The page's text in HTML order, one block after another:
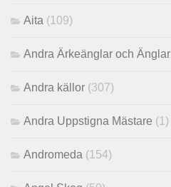
Aita (109)
Andra Ärkeänglar och Änglar
Andra källor (307)
Andra Uppstigna Mästare (1)
Andromeda (154)